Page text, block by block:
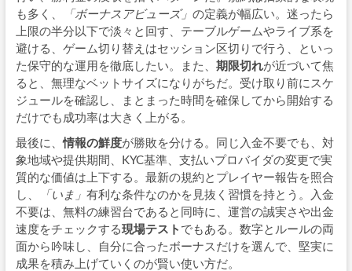
も多く、
「ボーナスアビューズ」 の定義が幅広い。迷ったら
上限の半分以下で淡々と回す、テーブルゲームやライブ系を
避ける、ゲーム切り替えはセッション区切りで行う、といっ
た保守的な運用を徹底したい。また、 期限切れが近づいて焦
ると、無理なベットサイズになりがちだ。受け取り前にスケ
ジュールを確認し、まとまった時間を確保してから開始する
だけでも成功率は大きく上がる。
最後に、情報の鮮度が勝敗を分ける。同じ入金不要でも、対
象地域や提供期間、KYC基準、支払いプロバイダの変更で実
質的な価値は上下する。最新の規約とプレイヤー報告を照合
し、
「いま」 有利な条件なのかを見抜く習慣を持とう。入金
不要は、無料の練習台であると同時に、運営の誠実さや出金
速度をチェックする現場テスト でもある。数字とルールの両
面から吟味し、自分に合ったボーナスだけを選んで、堅実に
成果を積み上げていくのが賢い使い方だ。